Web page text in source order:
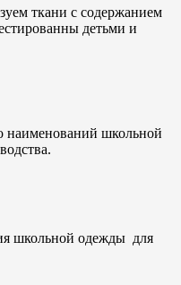
ткани с содержанием
детьми и
наименований школьной
школьной одежды для